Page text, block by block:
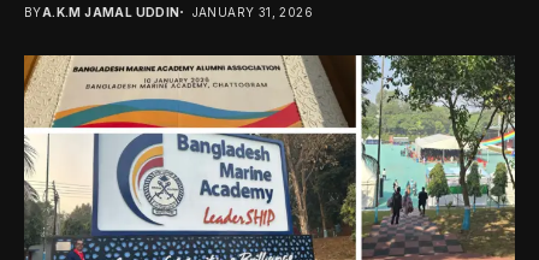
BYA.K.M JAMAL UDDIN JANUARY 31, 2026